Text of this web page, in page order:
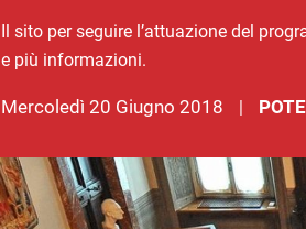
Il sito per seguire l’attuazione del
e più informazioni.
mercoledì 20 Giugno 2018